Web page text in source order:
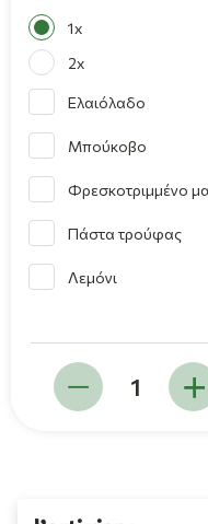
1x
2x
Ελαιόλαδο
Μπούκοβο
Φρεσκοτριμμένο
Πάστα τρούφας
Λεμόνι